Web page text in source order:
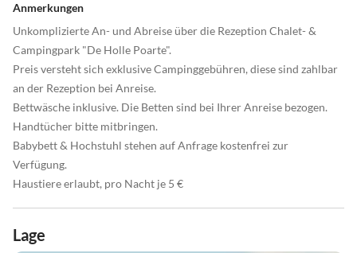
Anmerkungen
Unkomplizierte An- und Abreise über die Rezeption Chalet- &
Campingpark "De Holle Poarte".
Preis versteht sich exklusive Campinggebühren, diese sind zahlbar
an der Rezeption bei Anreise.
Bettwäsche inklusive. Die Betten sind bei Ihrer Anreise bezogen.
Handtücher bitte mitbringen.
Babybett & Hochstuhl stehen auf Anfrage kostenfrei zur
Verfügung.
Haustiere erlaubt, pro Nacht je 5 €
Lage